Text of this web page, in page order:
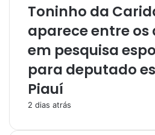
Toninho da
aparece entre os
em pesquisa
para deputado
Piauí
2 dias atrás